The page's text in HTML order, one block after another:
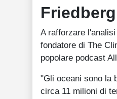
A rafforzare
fondatore di The
popolare podcast
"Gli oceani sono la
circa 11 milioni di